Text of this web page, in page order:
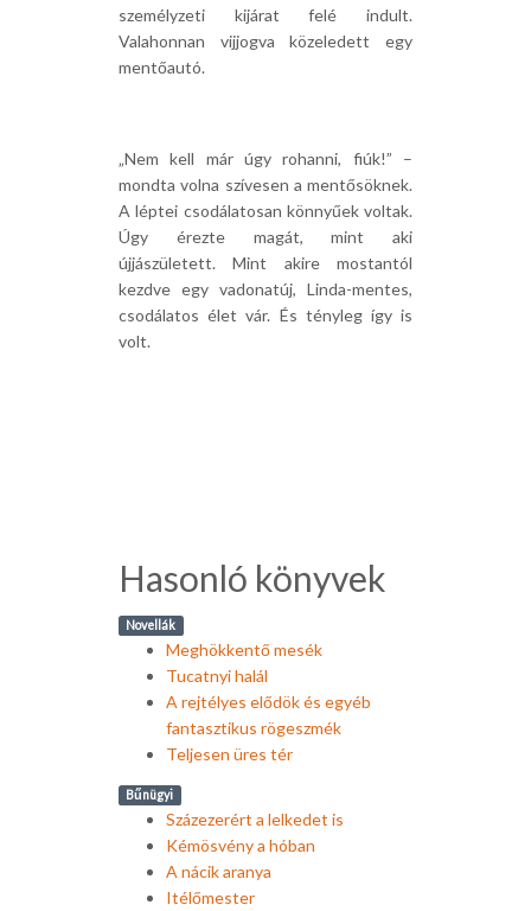
személyzeti kijárat felé indult.
Valahonnan vijjogva közeledett egy
mentőautó.
„Nem kell már úgy rohanni, fiúk!” –
mondta volna szívesen a mentősöknek.
A léptei csodálatosan könnyűek voltak.
Úgy érezte magát, mint aki
újjászületett. Mint akire mostantól
kezdve egy vadonatúj, Linda-mentes,
csodálatos élet vár. És tényleg így is
volt.
Hasonló könyvek
Novellák
Meghökkentő mesék
Tucatnyi halál
A rejtélyes elődök és egyéb
fantasztikus rögeszmék
Teljesen üres tér
Bűnügyi
Százezerért a lelkedet is
Kémösvény a hóban
A nácik aranya
Itélőmester